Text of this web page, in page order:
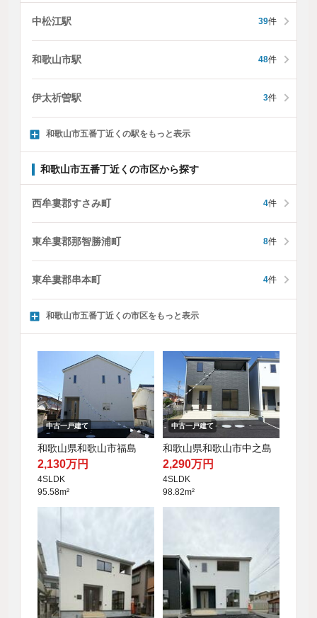
中松江駅 39件
和歌山市駅 48件
伊太祈曽駅 3件
和歌山市五番丁近くの駅をもっと表示
和歌山市五番丁近くの市区から探す
西牟婁郡すさみ町 4件
東牟婁郡那智勝浦町 8件
東牟婁郡串本町 4件
和歌山市五番丁近くの市区をもっと表示
中古一戸建て
和歌山県和歌山市福島
2,130万円
4SLDK
95.58m²
中古一戸建て
和歌山県和歌山市中之島
2,290万円
4SLDK
98.82m²